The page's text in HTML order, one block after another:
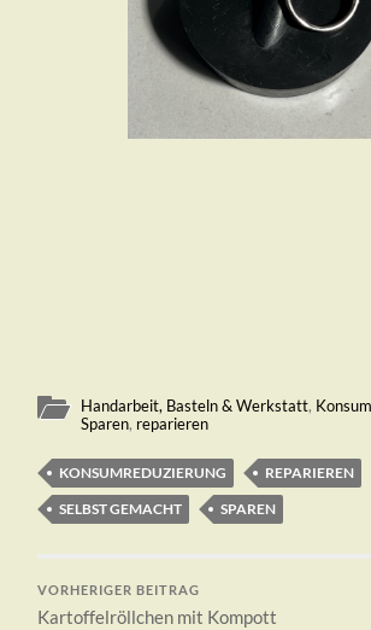
Handarbeit, Basteln & Werkstatt,
Sparen, reparieren
KONSUMREDUZIERUNG
REPARIEREN
SELBST GEMACHT
SPAREN
VORHERIGER BEITRAG
Kartoffelröllchen mit Kompott